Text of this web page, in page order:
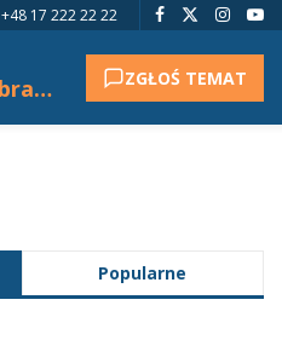
+48 17 222 22 22
Nie udało się pobrać tytułu. ZGŁOŚ TEMAT
Popularne